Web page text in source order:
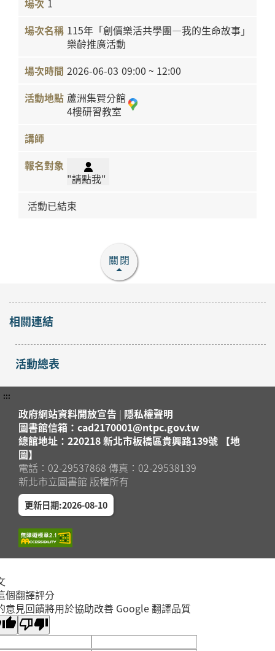
1
115年「創價樂活共學團—我的生命故事」
樂齡推廣活動
2026-06-03 09:00 ~ 12:00
蘆洲集賢分館
4樓研習教室
"請點我"
活動已結束
關閉
相關連結
活動總表
:::
政府網站資料開放宣告 | 隱私權聲明
圖書館信箱：cad2170001@ntpc.gov.tw
總館地址：220218 新北市板橋區貴興路139號 【地
圖】
電話：02-29537868 傳真：02-29538139
新北市立圖書館 版權所有
更新日期:2026-08-10
個翻譯評分
意見回饋將用於協助改善 Google 翻譯品質